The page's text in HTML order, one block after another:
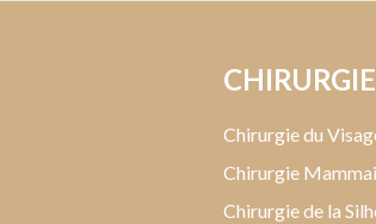
CHIRURGIE
Chirurgie du
Chirurgie
Chirurgie de la